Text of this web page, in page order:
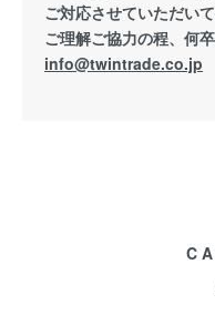
ご対応させていただいて
ご理解ご協力の程、何
info@twintrade.co.jp